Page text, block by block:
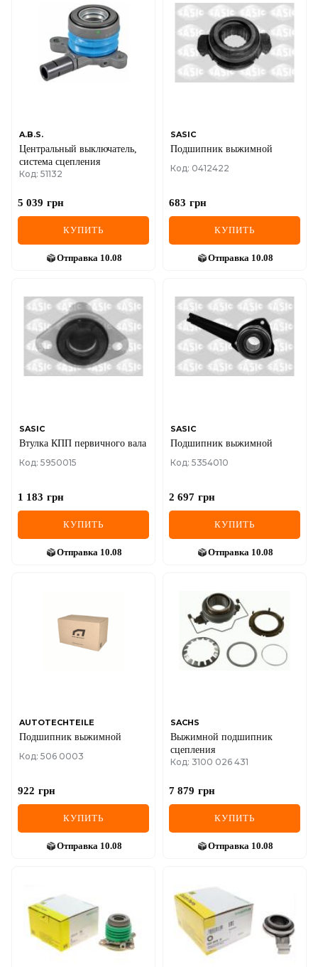
FORD
GMC
GREAT WALL
HAVAL
INFINITI
IVECO
JAGUAR
LANCIA
LEXUS
LINCOLN
NISSAN
POLESTAR
RAVON
RENAULT
A.B.S.
Центральный выключатель,
система сцепления
Код: 51132
5 039 грн
КУПИТЬ
Отправка 10.08
SASIC
Подшипник выжимной
Код: 0412422
683 грн
КУПИТЬ
Отправка 10.08
SASIC
Втулка КПП первичного вала
Код: 5950015
1 183 грн
КУПИТЬ
Отправка 10.08
SASIC
Подшипник выжимной
Код: 5354010
2 697 грн
КУПИТЬ
Отправка 10.08
AUTOTECHTEILE
Подшипник выжимной
Код: 506 0003
922 грн
КУПИТЬ
Отправка 10.08
SACHS
Выжимной подшипник
сцепления
Код: 3100 026 431
7 879 грн
КУПИТЬ
Отправка 10.08